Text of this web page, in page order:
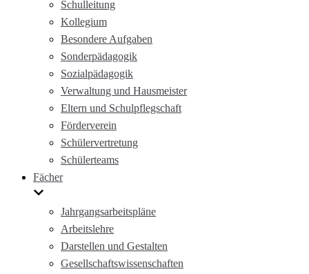
Schulleitung
Kollegium
Besondere Aufgaben
Sonderpädagogik
Sozialpädagogik
Verwaltung und Hausmeister
Eltern und Schulpflegschaft
Förderverein
Schülervertretung
Schülerteams
Fächer
Jahrgangsarbeitspläne
Arbeitslehre
Darstellen und Gestalten
Gesellschaftswissenschaften